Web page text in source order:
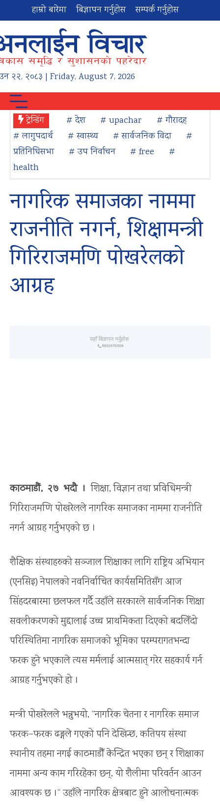
हाम्रो बारेमा बिज्ञापन गर्नुहोस सम्पर्क गर्नुहोस
२२, २०८३ | Friday, August 7, 2026
ट्रेन्डिंग # देश # upachar
# गौरादह
# लागुपदार्थ
# स्वास्थ्य # सार्वजनिक विदा
#
प्रतिनिधिसभा
# उप निर्वाचन # free
#
health
नागरिक समाजका नाममा
राजनीति नगर्न, शिक्षामन्त्री
गिरिराजमणि पोखरेलको
आग्रह
काठमाडौं, २७ भदौ । शिक्षा, विज्ञान तथा प्रविधिमन्त्री
गिरिराजमणि पोखरेलले नागरिक समाजका नाममा राजनीति
नगर्न आग्रह गर्नुभएको छ ।
शैक्षिक संस्थाहरुको सञ्जाल शिक्षाका लागि राष्ट्रिय अभियान
(एनसिइ) नेपालको नवनिर्वाचित कार्यसमितिसँग आज
सिंहदरबारमा छलफल गर्दै उहाँले सरकारले सार्वजनिक शिक्षा
सवलीकरणको मुद्दालाई उच्च प्राथमिकता दिएको बदलिँदो
परिस्थितिमा नागरिक समाजको भूमिका परम्परागतभन्दा
फरक हुने भएकाले त्यस मर्मलाई आत्मसात् गरेर सहकार्य गर्न
आग्रह गर्नुभएको हो ।
मन्त्री पोखरेलले भन्नुभयो, “नागरिक चेतना र नागरिक समाज
फरक–फरक ढङ्गले गएको पनि देखिन्छ, कतिपय संस्था
स्थानीय तहमा नगई काठमाडौँ केन्द्रित भएका छन् र शिक्षाका
नाममा अन्य काम गरिरहेका छन्, यो शैलीमा परिवर्तन आउन
आवश्यक छ ।” उहाँले नागरिक क्षेत्रबाट हुने आलोचनात्मक